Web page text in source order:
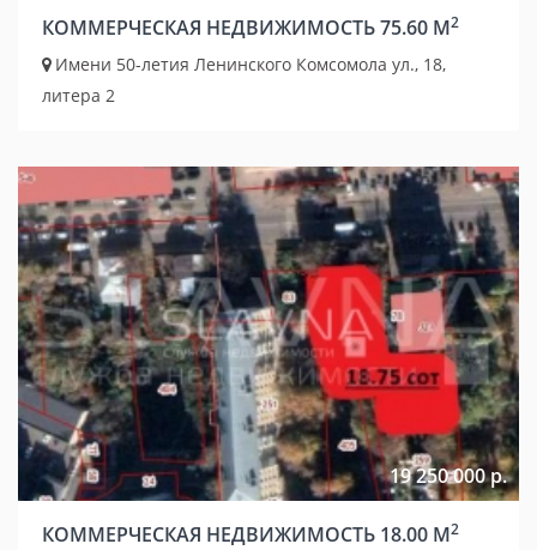
КОММЕРЧЕСКАЯ НЕДВИЖИМОСТЬ 75.60 М2
Имени 50-летия Ленинского Комсомола ул., 18,
литера 2
19 250 000 р.
КОММЕРЧЕСКАЯ НЕДВИЖИМОСТЬ 18.00 М2